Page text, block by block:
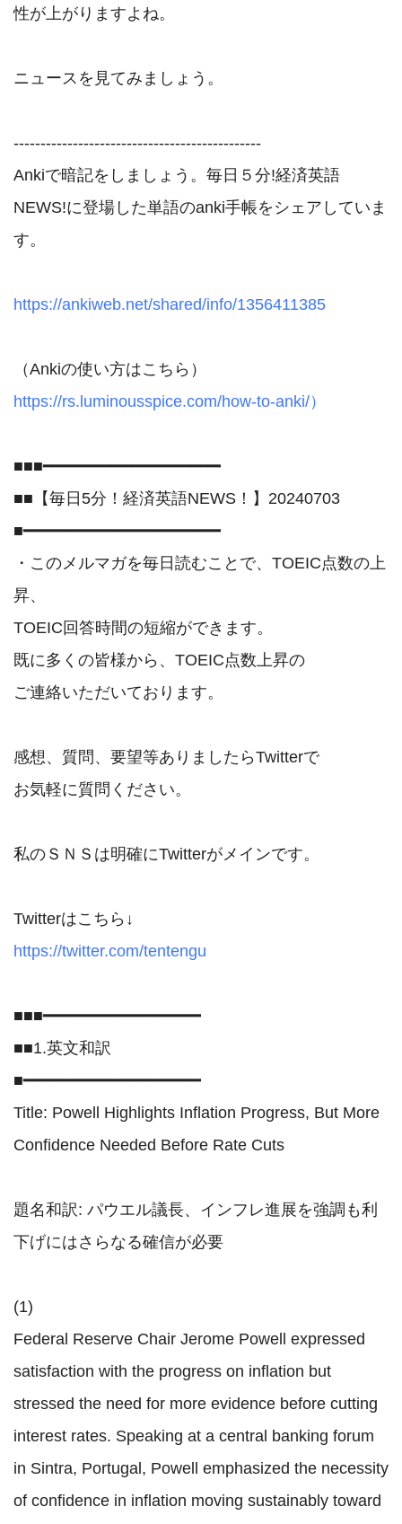
性が上がりますよね。
ニュースを見てみましょう。
----------------------------------------------
Ankiで暗記をしましょう。毎日５分!経済英語
NEWS!に登場した単語のanki手帳をシェアしていま
す。
https://ankiweb.net/shared/info/1356411385
https://rs.luminousspice.com/how-to-anki/）
■■■━━━━━━━━━━━━━━━━━━
■■【毎日5分！経済英語NEWS！】20240703
■━━━━━━━━━━━━━━━━━━━━
・このメルマガを毎日読むことで、TOEIC点数の上
昇、
TOEIC回答時間の短縮ができます。
既に多くの皆様から、TOEIC点数上昇の
ご連絡いただいております。
感想、質問、要望等ありましたらTwitterで
お気軽に質問ください。
私のＳＮＳは明確にTwitterがメインです。
https://twitter.com/tentengu
■■■━━━━━━━━━━━━━━━━
■■1.英文和訳
■━━━━━━━━━━━━━━━━━━
Title: Powell Highlights Inflation Progress, But More
Confidence Needed Before Rate Cuts
題名和訳: パウエル議長、インフレ進展を強調も利
下げにはさらなる確信が必要
(1)
Federal Reserve Chair Jerome Powell expressed
satisfaction with the progress on inflation but
stressed the need for more evidence before cutting
interest rates. Speaking at a central banking forum
in Sintra, Portugal, Powell emphasized the necessity
of confidence in inflation moving sustainably toward